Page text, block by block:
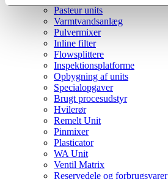
Pasteur units
Varmtvandsanlæg
Pulvermixer
Inline filter
Flowsplittere
Inspektionsplatforme
Opbygning af units
Specialopgaver
Brugt procesudstyr
Hvilerør
Remelt Unit
Pinmixer
Plasticator
WA Unit
Ventil Matrix
Reservedele og forbrugsvarer